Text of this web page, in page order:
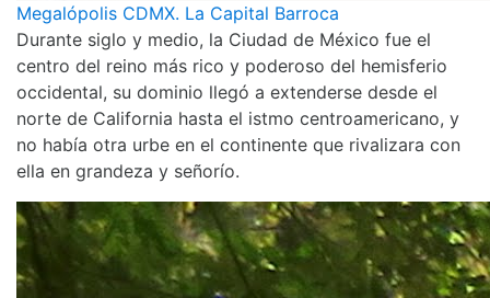
Megalópolis CDMX. La Capital Barroca
Durante siglo y medio, la Ciudad de México fue el
centro del reino más rico y poderoso del hemisferio
occidental, su dominio llegó a extenderse desde el
norte de California hasta el istmo centroamericano, y
no había otra urbe en el continente que rivalizara con
ella en grandeza y señorío.